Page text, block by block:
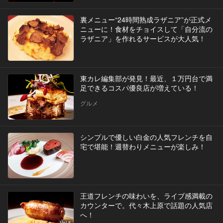
裏メニュー“24時間熟成ラザニア”が正式メ
ニューに！食材をチョイスして「自分流の
ラザニア」を作れるサービスが大人気！
東カレ編集部が発見！最近、１万円台で満
足できるコスパ優良店が増えている！
グルメ
シンプルで優しい白金の人気フレンチを自
宅で堪能！週替わりメニューが楽しみ！
王道フレンチの味わいを、ライブ感満載の
カウンターで。代々木上原で話題の人気店
へ！